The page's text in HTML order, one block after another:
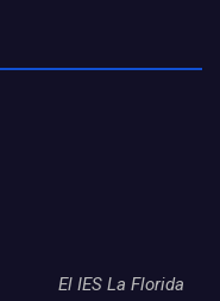
El IES La Florida